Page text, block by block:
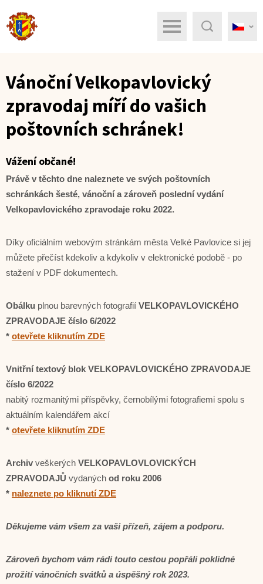
Menu
Vánoční Velkopavlovický
zpravodaj míří do vašich
poštovních schránek!
Vážení občané!
Právě v těchto dne naleznete ve svých poštovních
schránkách šesté, vánoční a zároveň poslední vydání
Velkopavlovického zpravodaje roku 2022.
Díky oficiálním webovým stránkám města Velké Pavlovice si jej
můžete přečíst kdekoliv a kdykoliv v elektronické podobě - po
stažení v PDF dokumentech.
Obálku plnou barevných fotografií VELKOPAVLOVICKÉHO
ZPRAVODAJE číslo 6/2022
* otevřete kliknutím ZDE
Vnitřní textový blok VELKOPAVLOVICKÉHO ZPRAVODAJE
číslo 6/2022
nabitý rozmanitými příspěvky, černobílými fotografiemi spolu s
aktuálním kalendářem akcí
* otevřete kliknutím ZDE
Archiv veškerých VELKOPAVLOVLOVICKÝCH
ZPRAVODAJŮ vydaných od roku 2006
* naleznete po kliknutí ZDE
Děkujeme vám všem za vaši přízeň, zájem a podporu.
Zároveň bychom vám rádi touto cestou popřáli poklidné
prožití vánočních svátků a úspěšný rok 2023.